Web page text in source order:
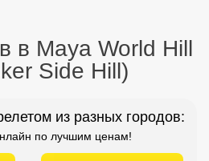
в Maya World Hill
Side Hill)
из разных городов:
по лучшим ценам!